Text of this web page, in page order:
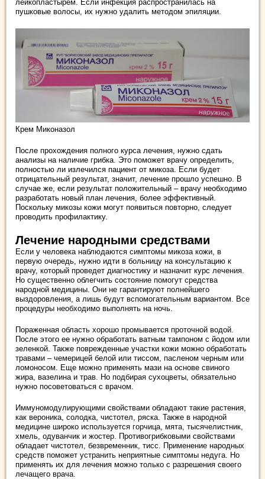
лейкопластырем. Если инфекция распространилась на
пушковые волосы, их нужно удалить методом эпиляции.
Крем Миконазол
После прохождения полного курса лечения, нужно сдать
анализы на наличие грибка. Это поможет врачу определить,
полностью ли излечился пациент от микоза. Если будет
отрицательный результат, значит, лечение прошло успешно. В
случае же, если результат положительный – врачу необходимо
разработать новый план лечения, более эффективный.
Поскольку микозы кожи могут появиться повторно, следует
проводить профилактику.
Лечение народными средствами
Если у человека наблюдаются симптомы микоза кожи, в
первую очередь, нужно идти в больницу на консультацию к
врачу, который проведет диагностику и назначит курс лечения.
Но существенно облегчить состояние помогут средства
народной медицины. Они не гарантируют полнейшего
выздоровления, а лишь будут вспомогательным вариантом. Все
процедуры необходимо выполнять на ночь.
Пораженная область хорошо промывается проточной водой.
После этого ее нужно обработать ватным тампоном с йодом или
зеленкой. Также поврежденные участки кожи можно обработать
травами – чемерицей белой или тиссом, пасленом черным или
ломоносом. Еще можно применять мази на основе свиного
жира, вазелина и трав. Но подбирая сухоцветы, обязательно
нужно посоветоваться с врачом.
Иммуномодулирующими свойствами обладают такие растения,
как вероника, солодка, чистотел, ряска. Также в народной
медицине широко используется горчица, мята, тысячелистник,
хмель, одуванчик и жостер. Противогрибковыми свойствами
обладает чистотел, безвременник, тисс. Применение народных
средств поможет устранить неприятные симптомы недуга. Но
применять их для лечения можно только с разрешения своего
лечащего врача.